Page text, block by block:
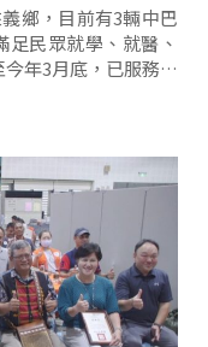
鄉，目前有3輛中巴
民眾就學、就醫、
年3月底，已服務超
福巴士金運獎」肯